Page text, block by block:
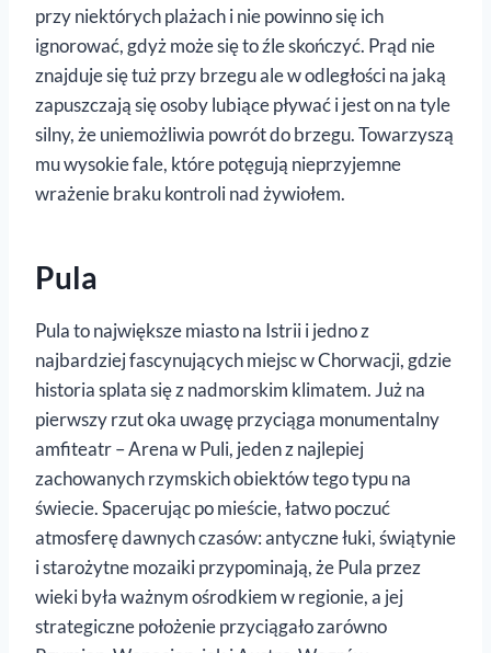
przy niektórych plażach i nie powinno się ich
ignorować, gdyż może się to źle skończyć. Prąd nie
znajduje się tuż przy brzegu ale w odległości na jaką
zapuszczają się osoby lubiące pływać i jest on na tyle
silny, że uniemożliwia powrót do brzegu. Towarzyszą
mu wysokie fale, które potęgują nieprzyjemne
wrażenie braku kontroli nad żywiołem.
Pula
Pula to największe miasto na Istrii i jedno z
najbardziej fascynujących miejsc w Chorwacji, gdzie
historia splata się z nadmorskim klimatem. Już na
pierwszy rzut oka uwagę przyciąga monumentalny
amfiteatr – Arena w Puli, jeden z najlepiej
zachowanych rzymskich obiektów tego typu na
świecie. Spacerując po mieście, łatwo poczuć
atmosferę dawnych czasów: antyczne łuki, świątynie
i starożytne mozaiki przypominają, że Pula przez
wieki była ważnym ośrodkiem w regionie, a jej
strategiczne położenie przyciągało zarówno